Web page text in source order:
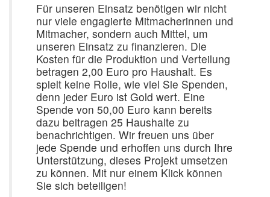
Für unseren Einsatz benötigen wir nicht
nur viele engagierte Mitmacherinnen und
Mitmacher, sondern auch Mittel, um
unseren Einsatz zu finanzieren. Die
Kosten für die Produktion und Verteilung
betragen 2,00 Euro pro Haushalt. Es
spielt keine Rolle, wie viel Sie Spenden,
denn jeder Euro ist Gold wert. Eine
Spende von 50,00 Euro kann bereits
dazu beitragen 25 Haushalte zu
benachrichtigen. Wir freuen uns über
jede Spende und erhoffen uns durch Ihre
Unterstützung, dieses Projekt umsetzen
zu können. Mit nur einem Klick können
Sie sich beteiligen!